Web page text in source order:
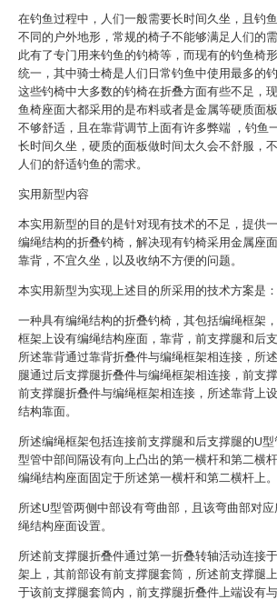
在钓鱼过程中，人们一般需要长时间久坐，且钓
不同的户外地形，常规的椅子不能够满足人们的
此有了专门用来钓鱼的钓椅等，而现有的钓鱼椅
统一，其中骑士椅是人们日常钓鱼中使用最多的
这些钓椅中大多数的钓椅在折叠方面有些不足，
鱼椅座面大都采用的是布料或者是金属等硬质面
不够舒适，且在靠背调节上面有许多弊端 ，钓鱼
长时间久坐，硬质的面板做时间太久会不舒服，
人们的舒适钓鱼的需求。
实用新型内容
本实用新型的目的是针对现有技术的不足，提供
编绳结构的折叠钓椅，解决现有钓椅采用金属座
靠背，不宜久坐，以及收纳不方便的问题。
本实用新型为实现上述目的所采用的技术方案是：
一种具有编绳结构的折叠钓椅，其包括编绳框架
框架上设有编绳结构座面，靠背，前支撑腿和后支
所述靠背通过靠背折叠件与编绳框架相连接，所
腿通过后支撑腿折叠件与编绳框架相连接，前支
前支撑腿折叠件与编绳框架相连接，所述靠背上
结构靠面。
所述编绳框架包括连接前支撑腿和后支撑腿的U型
型管中部间隔设有向上凸出的第一横杆和第二横
编绳结构座面固定于所述第一横杆和第二横杆上。
所述U型管两侧中部设有弯曲部，且该弯曲部对应
绳结构座面设置。
所述前支撑腿折叠件通过第一折叠转轴活动连接
架上，其前部设有前支撑腿套筒，所述前支撑腿
于该前支撑腿套筒内，前支撑腿折叠件上端设有